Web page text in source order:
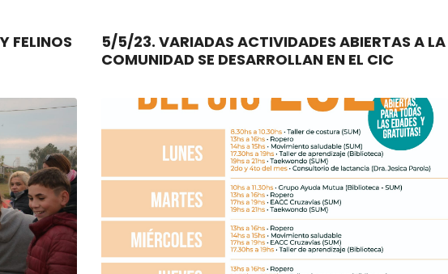
5/5/23. VARIADAS ACTIVIDADES ABIERTAS A LA
COMUNIDAD SE DESARROLLAN EN EL CIC